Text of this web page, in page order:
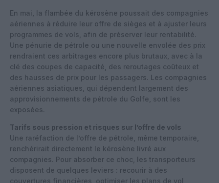
En mai, la flambée du kérosène poussait des compagnies
aériennes à réduire leur offre de sièges et à ajuster leurs
programmes de vols, afin de préserver leur rentabilité.
Une pénurie de pétrole ou une nouvelle envolée des prix
rendraient ces arbitrages encore plus brutaux, avec à la
clé des coupes de capacité, des reroutages coûteux et
des hausses de prix pour les passagers. Les compagnies
aériennes asiatiques, qui dépendent largement des
approvisionnements de pétrole du Golfe, sont les
exposées.
Tarifs sous pression et risques sur l’offre de vols
Une raréfaction de l’offre de pétrole, même temporaire,
renchérirait directement le kérosène livré aux
compagnies. Pour absorber ce choc, les transporteurs
disposent de quelques leviers : recourir à des
couvertures financières, optimiser les plans de vol,